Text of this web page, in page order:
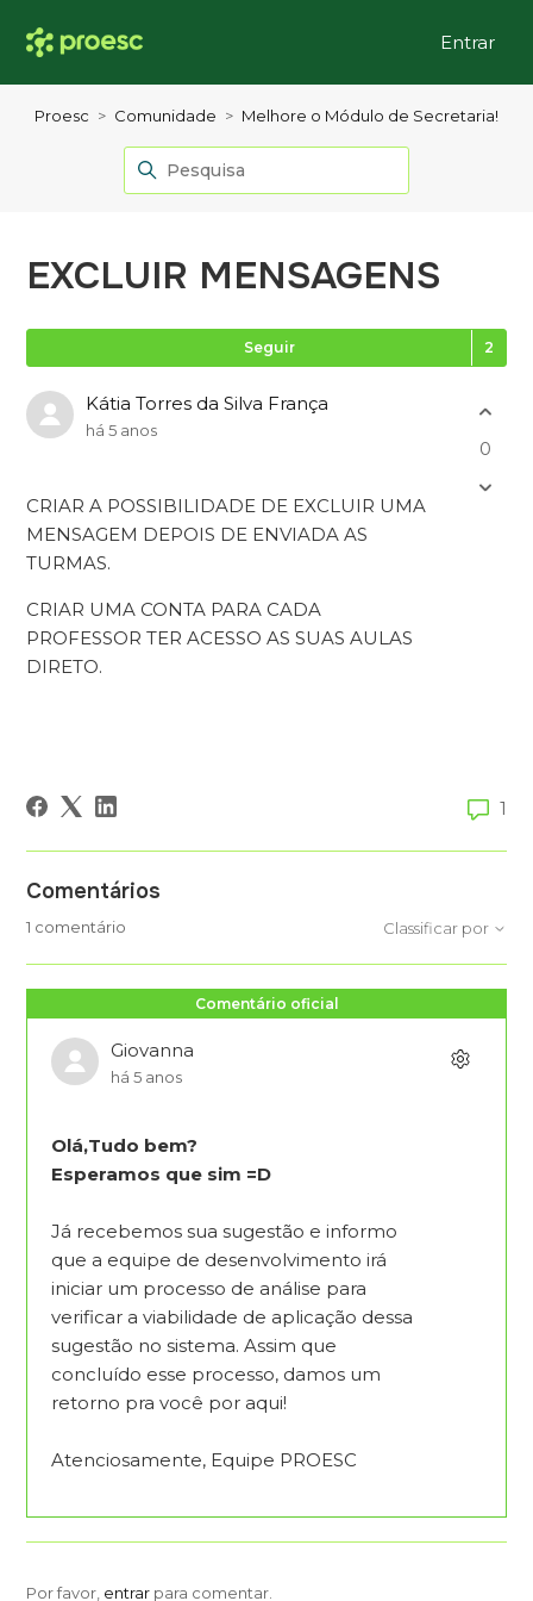
Entrar
Proesc Comunidade Melhore o Módulo de Secretaria!
EXCLUIR MENSAGENS
Seguir
Kátia Torres da Silva França
há 5 anos
CRIAR A POSSIBILIDADE DE EXCLUIR UMA
MENSAGEM DEPOIS DE ENVIADA AS
TURMAS.
CRIAR UMA CONTA PARA CADA
PROFESSOR TER ACESSO AS SUAS AULAS
DIRETO.
0
1
Comentários
1 comentário Classificar por
Comentário oficial
Giovanna
há 5 anos
Olá,Tudo bem?
Esperamos que sim =D
Já recebemos sua sugestão e informo
que a equipe de desenvolvimento irá
iniciar um processo de análise para
verificar a viabilidade de aplicação dessa
sugestão no sistema. Assim que
concluído esse processo, damos um
retorno pra você por aqui!
Atenciosamente, Equipe PROESC
Por favor, entrar para comentar.